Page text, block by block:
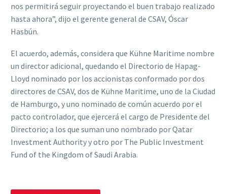
nos permitirá seguir proyectando el buen trabajo realizado
hasta ahora”, dijo el gerente general de CSAV, Óscar
Hasbún.
El acuerdo, además, considera que Kühne Maritime nombre
un director adicional, quedando el Directorio de Hapag-
Lloyd nominado por los accionistas conformado por dos
directores de CSAV, dos de Kühne Maritime, uno de la Ciudad
de Hamburgo, y uno nominado de común acuerdo por el
pacto controlador, que ejercerá el cargo de Presidente del
Directorio; a los que suman uno nombrado por Qatar
Investment Authority y otro por The Public Investment
Fund of the Kingdom of Saudi Arabia.